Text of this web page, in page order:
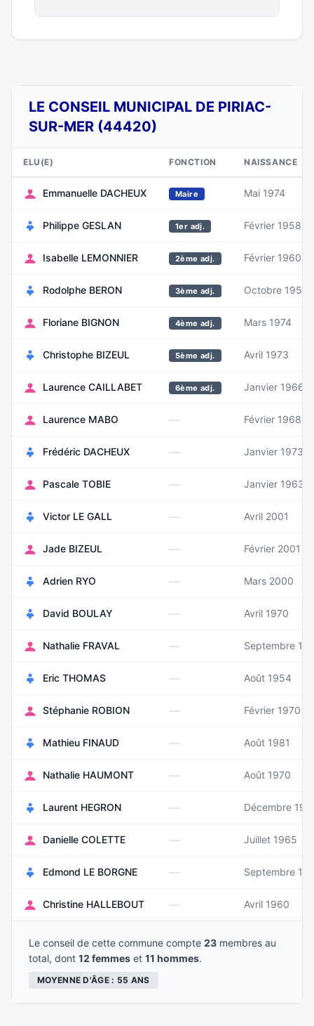
LE CONSEIL MUNICIPAL DE PIRIAC-
SUR-MER (44420)
ELU(E) FONCTION NAISSANCE
Emmanuelle DACHEUX Maire Mai 1974
Philippe GESLAN 1er adj. Février 1958
Isabelle LEMONNIER 2ème adj. Février 1960
Rodolphe BERON 3ème adj. Octobre 1957
Floriane BIGNON 4ème adj. Mars 1974
Christophe BIZEUL 5ème adj. Avril 1973
Laurence CAILLABET 6ème adj. Janvier 1966
Laurence MABO — Février 1968
Frédéric DACHEUX — Janvier 1973
Pascale TOBIE — Janvier 1963
Victor LE GALL — Avril 2001
Jade BIZEUL — Février 2001
Adrien RYO — Mars 2000
David BOULAY — Avril 1970
Nathalie FRAVAL — Septembre
Eric THOMAS — Août 1954
Stéphanie ROBION — Février 1970
Mathieu FINAUD — Août 1981
Nathalie HAUMONT — Août 1970
Laurent HEGRON — Décembre
Danielle COLETTE — Juillet 1965
Edmond LE BORGNE — Septembre
Christine HALLEBOUT — Avril 1960
Le conseil de cette commune compte 23 membres au
total, dont 12 femmes et 11 hommes.
MOYENNE D'ÂGE : 55 ANS